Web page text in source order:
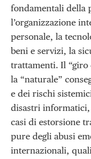
fondamentali della
l’organizzazione
personale, la
beni e servizi, la
trattamenti. Il “giro
la “naturale”
e dei rischi
disastri
casi di estorsione
pure degli abusi
internazionali,